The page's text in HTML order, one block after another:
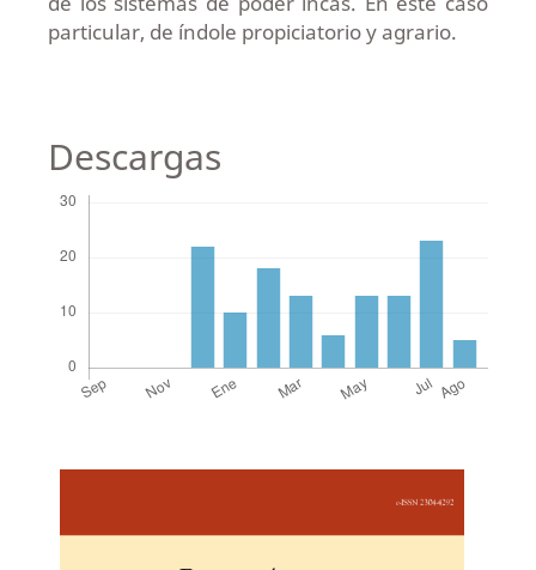
particular, de índole propiciatorio y agrario.
Descargas